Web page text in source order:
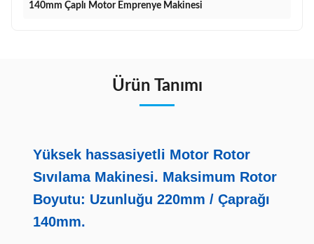
140mm Çaplı Motor Emprenye Makinesi
Ürün Tanımı
Yüksek hassasiyetli Motor Rotor
Sıvılama Makinesi. Maksimum Rotor
Boyutu: Uzunluğu 220mm / Çaprağı
140mm.